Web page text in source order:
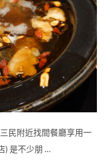
民附近找間餐廳享用一
) 是不少朋 …